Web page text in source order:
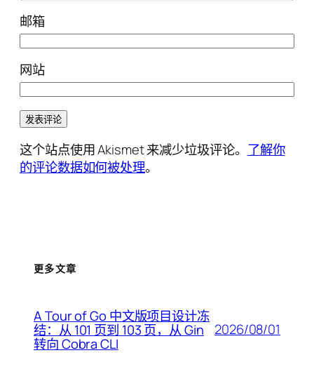
邮箱
网站
这个站点使用 Akismet 来减少垃圾评论。 了解你
的评论数据如何被处理。
更多文章
A Tour of Go 中文版项目设计冻
结：从 101 页到 103 页，从 Gin
转向 Cobra CLI
2026/08/01